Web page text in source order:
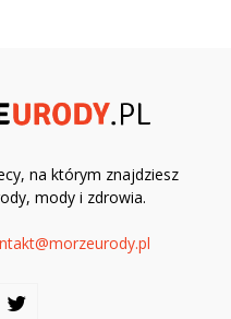
na którym znajdziesz
mody i zdrowia.